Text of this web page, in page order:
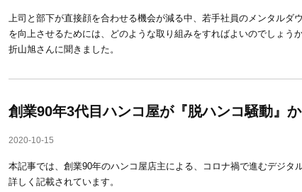
上司と部下が直接顔を合わせる機会が減る中、若手社員のメンタルダ
を向上させるためには、どのような取り組みをすればよいのでしょう
折山旭さんに聞きました。
創業90年3代目ハンコ屋が『脱ハンコ騒動』
2020-10-15
本記事では、創業90年のハンコ屋店主による、コロナ禍で進むデジタ
詳しく記載されています。